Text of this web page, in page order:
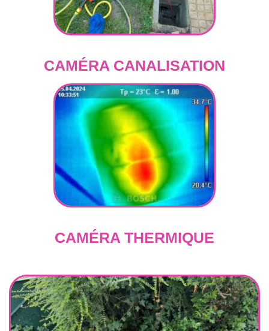
CAMÉRA CANALISATION
CAMÉRA THERMIQUE